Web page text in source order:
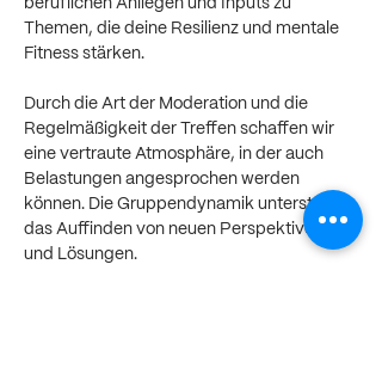
beruflichen Anliegen und Inputs zu
Themen, die deine Resilienz und mentale
Fitness stärken.
Durch die Art der Moderation und die
Regelmäßigkeit der Treffen schaffen wir
eine vertraute Atmosphäre, in der auch
Belastungen angesprochen werden
können. Die Gruppendynamik unterstützt
das Auffinden von neuen Perspektiven
und Lösungen.